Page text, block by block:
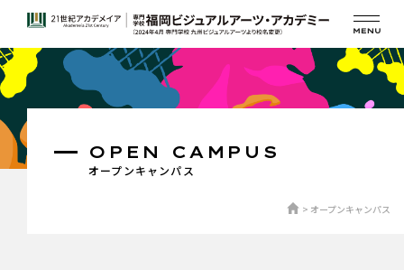
オープンキャンパス
OPEN CAMPUS
オープンキャンパス